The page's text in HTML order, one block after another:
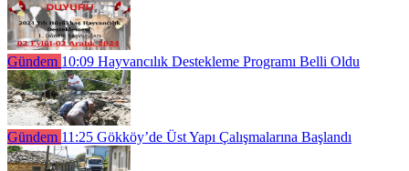
Gündem 10:09 Hayvancılık Destekleme Programı Belli Oldu
Gündem 11:25 Gökköy’de Üst Yapı Çalışmalarına Başlandı